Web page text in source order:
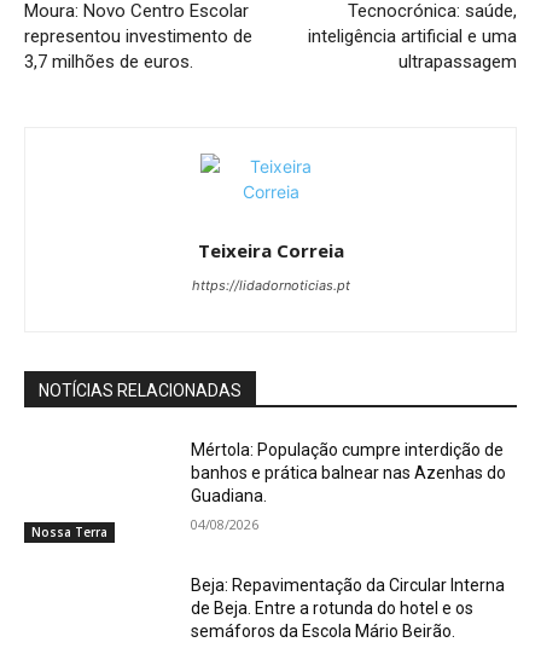
Moura: Novo Centro Escolar
representou investimento de
3,7 milhões de euros.
Tecnocrónica: saúde,
inteligência artificial e uma
ultrapassagem
Teixeira Correia
https://lidadornoticias.pt
NOTÍCIAS RELACIONADAS
Nossa Terra
Mértola: População cumpre interdição de
banhos e prática balnear nas Azenhas do
Guadiana.
04/08/2026
Beja: Repavimentação da Circular Interna
de Beja. Entre a rotunda do hotel e os
semáforos da Escola Mário Beirão.